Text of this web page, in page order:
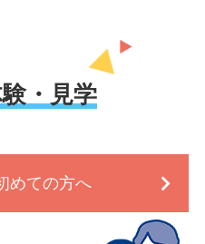
・見学
めての方へ